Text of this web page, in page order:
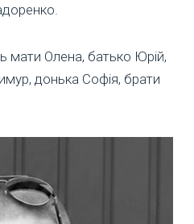
мати Олена, батько Юрій,
донька Софія, брати